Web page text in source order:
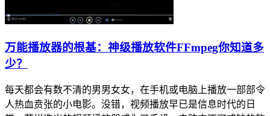
万能播放器的根基：神级播放软件FFmpeg你知道多
少？
每天都会有数不清的男男女女，在手机或电脑上播放一部部令
人热血贲张的小电影。没错，视频播放早已是信息时代的日